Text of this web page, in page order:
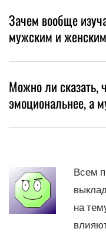
Зачем вообще
мужским и
Можно ли
эмоциональнее, а
Всем
на